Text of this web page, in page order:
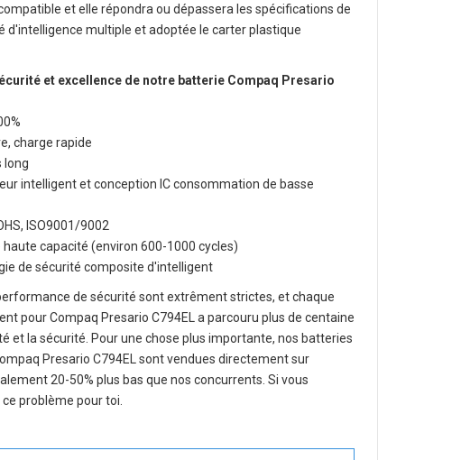
et elle répondra ou dépassera les spécifications de
d'intelligence multiple et adoptée le carter plastique
et excellence de notre batterie Compaq Presario
charge rapide
long
intelligent et conception IC consommation de basse
ISO9001/9002
haute capacité (environ 600-1000 cycles)
de sécurité composite d'intelligent
de sécurité sont extrêment strictes, et chaque
pour Compaq Presario C794EL
a parcouru plus de centaine
et la sécurité. Pour une chose plus importante, nos batteries
Presario C794EL
sont vendues directement sur
20-50% plus bas que nos concurrents. Si vous
problème pour toi.